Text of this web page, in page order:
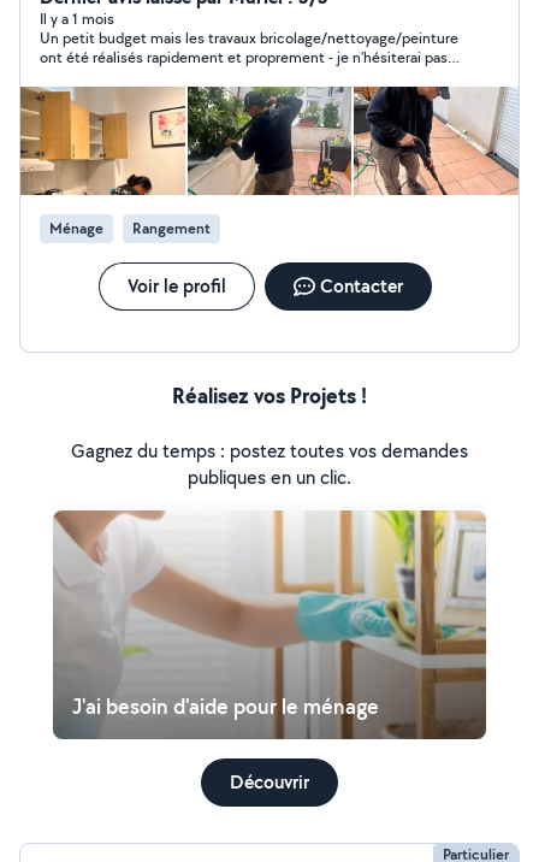
et d'entretien avec un travail soigné et des finitions de
qualité. Peinture & rénovation : peinture murs et
plafonds enduit, rebouchage et ponçage rénovation
après dégâts des eaux traitement humidité et
moisissure pose de papier peint et toile de verre
peinture salles de bain, cuisines et bureaux pose de
carrelage et joints petites rénovations intérieures
Nettoyage professionnel & particuliers : nettoyage de
bureaux et locaux professionnels entretien régulier ou
ponctuel nettoyage Airbnb grand ménage
d'appartements et maisons nettoyage de fin de
chantier nettoyage terrasses et vitres Société déclarée
et assurée Matériel professionnel Devis gratuit Facture
Il y a 1 mois
Un petit budget mais les travaux bricolage/nettoyage/peinture
ont été réalisés rapidement et proprement - je n’hésiterai pas à
Ménage Rangement
Voir le profil Contacter
Réalisez vos Projets !
Gagnez du temps : postez toutes vos demandes
publiques en un clic.
J'ai besoin d'aide pour le ménage
Découvrir
Particulier